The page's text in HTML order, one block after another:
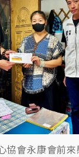
協會永康會前